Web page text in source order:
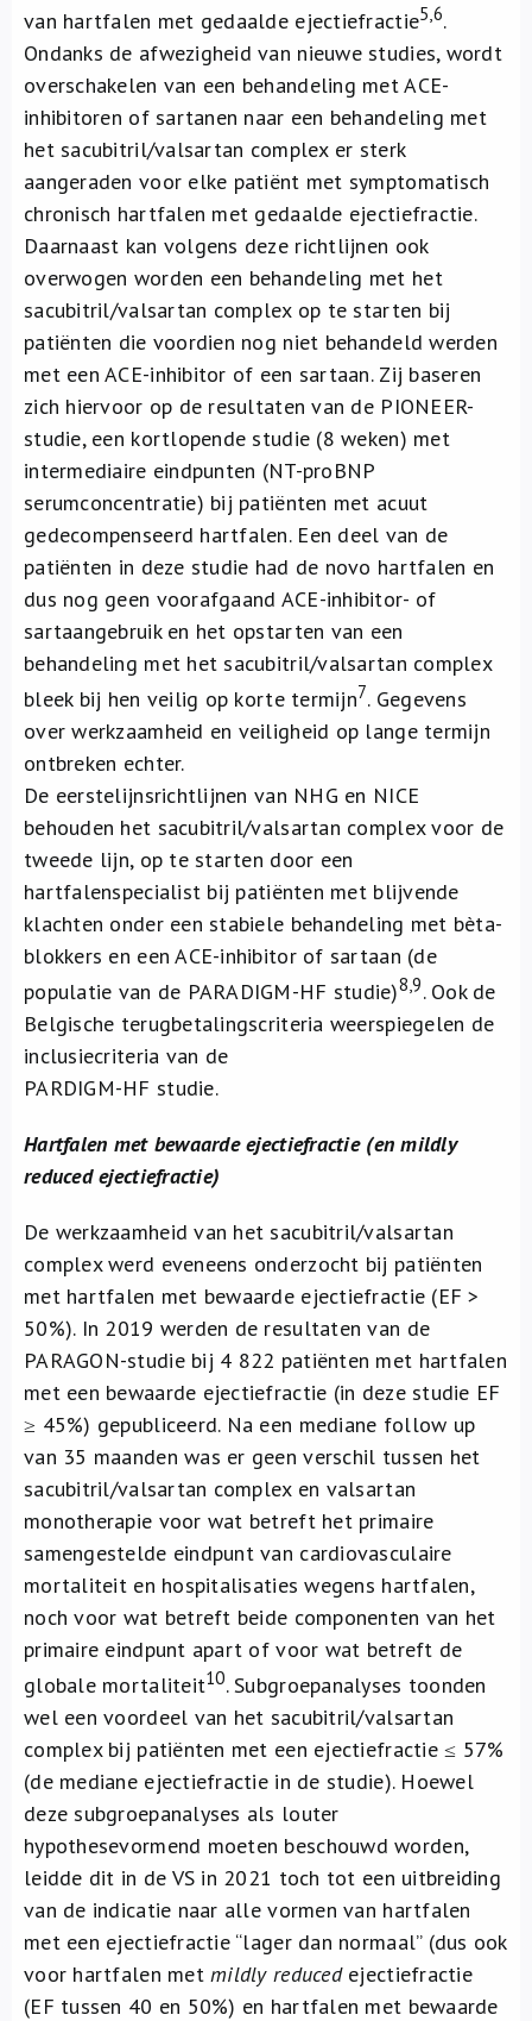
van hartfalen met gedaalde ejectiefractie5,6.
Ondanks de afwezigheid van nieuwe studies, wordt
overschakelen van een behandeling met ACE-
inhibitoren of sartanen naar een behandeling met
het sacubitril/valsartan complex er sterk
aangeraden voor elke patiënt met symptomatisch
chronisch hartfalen met gedaalde ejectiefractie.
Daarnaast kan volgens deze richtlijnen ook
overwogen worden een behandeling met het
sacubitril/valsartan complex op te starten bij
patiënten die voordien nog niet behandeld werden
met een ACE-inhibitor of een sartaan. Zij baseren
zich hiervoor op de resultaten van de PIONEER-
studie, een kortlopende studie (8 weken) met
intermediaire eindpunten (NT-proBNP
serumconcentratie) bij patiënten met acuut
gedecompenseerd hartfalen. Een deel van de
patiënten in deze studie had de novo hartfalen en
dus nog geen voorafgaand ACE-inhibitor- of
sartaangebruik en het opstarten van een
behandeling met het sacubitril/valsartan complex
bleek bij hen veilig op korte termijn7. Gegevens
over werkzaamheid en veiligheid op lange termijn
ontbreken echter.
De eerstelijnsrichtlijnen van NHG en NICE
behouden het sacubitril/valsartan complex voor de
tweede lijn, op te starten door een
hartfalenspecialist bij patiënten met blijvende
klachten onder een stabiele behandeling met bèta-
blokkers en een ACE-inhibitor of sartaan (de
populatie van de PARADIGM-HF studie)8,9. Ook de
Belgische terugbetalingscriteria weerspiegelen de
inclusiecriteria van de
PARDIGM-HF studie.
Hartfalen met bewaarde ejectiefractie (en mildly
reduced ejectiefractie)
De werkzaamheid van het sacubitril/valsartan
complex werd eveneens onderzocht bij patiënten
met hartfalen met bewaarde ejectiefractie (EF >
50%). In 2019 werden de resultaten van de
PARAGON-studie bij 4 822 patiënten met hartfalen
met een bewaarde ejectiefractie (in deze studie EF
≥ 45%) gepubliceerd. Na een mediane follow up
van 35 maanden was er geen verschil tussen het
sacubitril/valsartan complex en valsartan
monotherapie voor wat betreft het primaire
samengestelde eindpunt van cardiovasculaire
mortaliteit en hospitalisaties wegens hartfalen,
noch voor wat betreft beide componenten van het
primaire eindpunt apart of voor wat betreft de
globale mortaliteit10. Subgroepanalyses toonden
wel een voordeel van het sacubitril/valsartan
complex bij patiënten met een ejectiefractie ≤ 57%
(de mediane ejectiefractie in de studie). Hoewel
deze subgroepanalyses als louter
hypothesevormend moeten beschouwd worden,
leidde dit in de VS in 2021 toch tot een uitbreiding
van de indicatie naar alle vormen van hartfalen
met een ejectiefractie “lager dan normaal” (dus ook
voor hartfalen met mildly reduced ejectiefractie
(EF tussen 40 en 50%) en hartfalen met bewaarde